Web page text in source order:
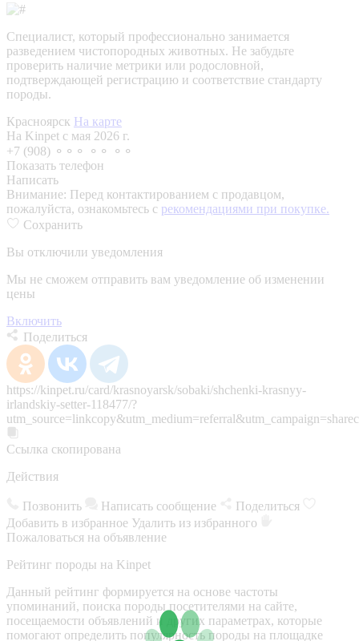
Специалист, который профессионально занимается
разведением чистопородных животных. Не забудьте
проверить наличие метрики или родословной,
подтверждающей регистрацию и соответствие стандарту
породы.
Красноярск На карте
На Kinpet c мая 2026 г.
+7 (908) ⚬⚬⚬ ⚬⚬ ⚬⚬
Показать телефон
Написать
Внимание: Перед контактированием с продавцом,
пожалуйста, ознакомьтесь с рекомендациями при покупке.
Сохранить
Вы отключили уведомления
Мы не сможем отправить вам уведомление об изменении
цены
Включить
Поделиться
https://kinpet.ru/card/krasnoyarsk/sobaki/shchenki-krasnyy-
irlandskiy-setter-118477/?
Ссылка скопирована
Действия
Позвонить Написать сообщение
Поделиться
Добавить в избранное Удалить из избранного
Пожаловаться на объявление
Рейтинг породы на Kinpet
Данный рейтинг формируется на основе частоты
упоминаний, поиска породы посетителями на сайте,
посещаемости объявлений и других параметрах, которые
помогают определить популярность породы на площадке